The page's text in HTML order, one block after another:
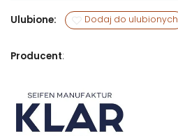
Ulubione: Dodaj do ulubionych
Producent: